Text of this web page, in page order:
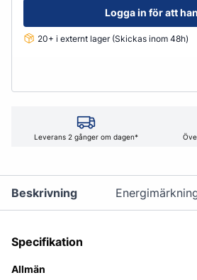
Logga in för att
20+ i externt lager (Skickas inom 48h)
Leverans 2 gånger om dagen*
Beskrivning
Specifikation
Allmän